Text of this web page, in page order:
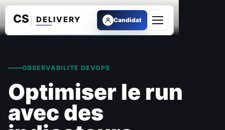
Candidat
Ouvrir le menu
OBSERVABILITE DEVOPS
Optimiser le run
avec des